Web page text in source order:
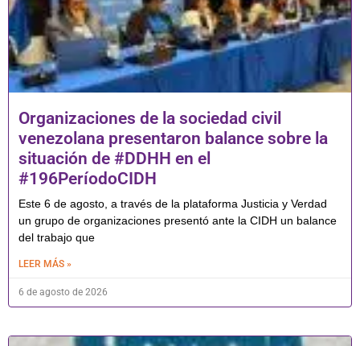
Organizaciones de la sociedad civil
venezolana presentaron balance sobre la
situación de #DDHH en el
#196PeríodoCIDH
Este 6 de agosto, a través de la plataforma Justicia y Verdad
un grupo de organizaciones presentó ante la CIDH un balance
del trabajo que
LEER MÁS »
6 de agosto de 2026